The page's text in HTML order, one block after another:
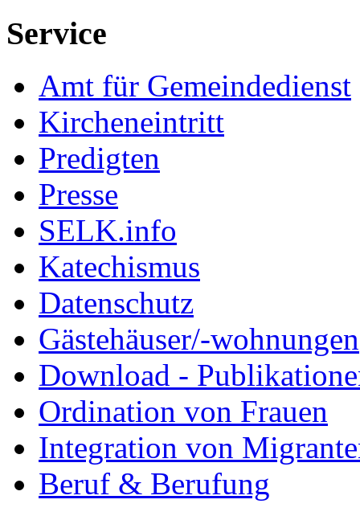
Service
Amt für Gemeindedienst
Kircheneintritt
Predigten
Presse
SELK.info
Katechismus
Datenschutz
Gästehäuser/-wohnungen
Download -
Ordination von Frauen
Integration von
Beruf & Berufung